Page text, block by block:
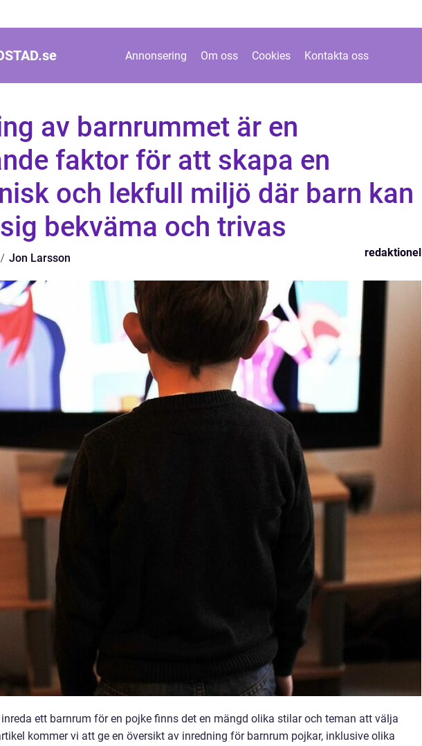
se Annonsering Om oss Cookies Kontakta oss
av barnrummet är en
faktor för att skapa en
och lekfull miljö där barn kan
bekväma och trivas
Jon Larsson redaktionel
ett barnrum för en pojke finns det en mängd olika stilar och teman att välja
kommer vi att ge en översikt av inredning för barnrum pojkar, inklusive olika